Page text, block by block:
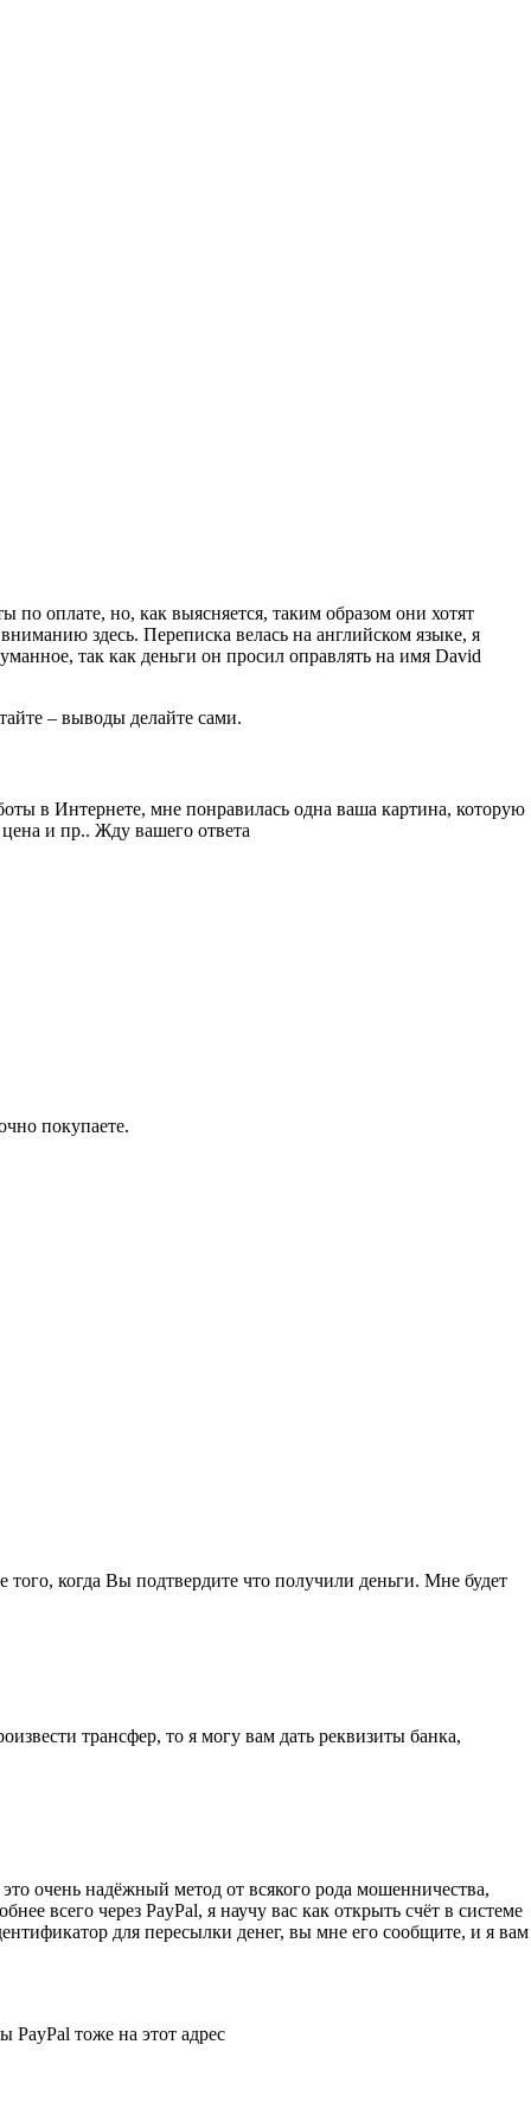
оплате, но, как выясняется, таким образом они хотят
здесь. Переписка велась на английском языке, я
так как деньги он просил оправлять на имя David
– выводы делайте сами.
в Интернете, мне понравилась одна ваша картина, которую
и пр.. Жду вашего ответа
покупаете.
того, когда Вы подтвердите что получили деньги. Мне будет
трансфер, то я могу вам дать реквизиты банка,
очень надёжный метод от всякого рода мошенничества,
всего через PayPal, я научу вас как открыть счёт в системе
для пересылки денег, вы мне его сообщите, и я вам
PayPal тоже на этот адрес